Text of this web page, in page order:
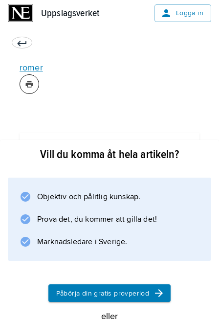
Uppslagsverket Logga in
romer
Vill du komma åt hela artikeln?
Objektiv och pålitlig kunskap.
Prova det, du kommer att gilla det!
Marknadsledare i Sverige.
Påbörja din gratis provperiod
eller